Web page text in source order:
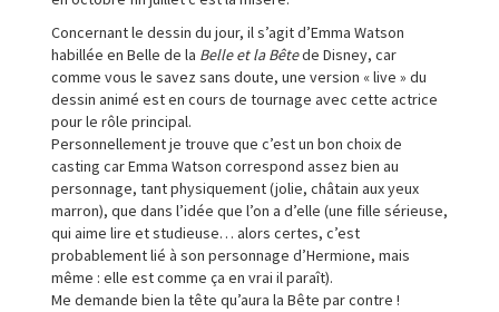
Concernant le dessin du jour, il s’agit d’Emma Watson
habillée en Belle de la Belle et la Bêtede Disney, car
comme vous le savez sans doute, une version « live » du
dessin animé est en cours de tournage avec cette actrice
pour le rôle principal.
Personnellement je trouve que c’est un bon choix de
casting car Emma Watson correspond assez bien au
personnage, tant physiquement (jolie, châtain aux yeux
marron), que dans l’idée que l’on a d’elle (une fille sérieuse,
qui aime lire et studieuse… alors certes, c’est
probablement lié à son personnage d’Hermione, mais
même : elle est comme ça en vrai il paraît).
Me demande bien la tête qu’aura la Bête par contre !